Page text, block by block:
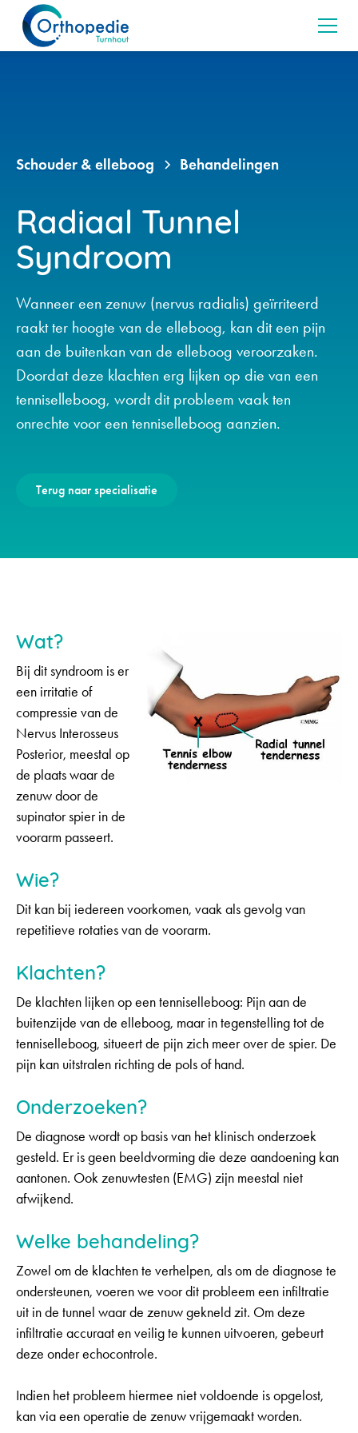
Schouder & elleboog Behandelingen
Radiaal Tunnel
Syndroom
Wanneer een zenuw (nervus radialis) geïrriteerd
raakt ter hoogte van de elleboog, kan dit een pijn
aan de buitenkan van de elleboog veroorzaken.
Doordat deze klachten erg lijken op die van een
tenniselleboog, wordt dit probleem vaak ten
onrechte voor een tenniselleboog aanzien.
Terug naar specialisatie
Wat?
Bij dit syndroom is er
een irritatie of
compressie van de
Nervus Interosseus
Posterior, meestal op
de plaats waar de
zenuw door de
supinator spier in de
voorarm passeert.
Wie?
Dit kan bij iedereen voorkomen, vaak als gevolg van
repetitieve rotaties van de voorarm.
Klachten?
De klachten lijken op een tenniselleboog: Pijn aan de
buitenzijde van de elleboog, maar in tegenstelling tot de
tenniselleboog, situeert de pijn zich meer over de spier. De
pijn kan uitstralen richting de pols of hand.
Onderzoeken?
De diagnose wordt op basis van het klinisch onderzoek
gesteld. Er is geen beeldvorming die deze aandoening kan
aantonen. Ook zenuwtesten (EMG) zijn meestal niet
afwijkend.
Welke behandeling?
Zowel om de klachten te verhelpen, als om de diagnose te
ondersteunen, voeren we voor dit probleem een infiltratie
uit in de tunnel waar de zenuw gekneld zit. Om deze
infiltratie accuraat en veilig te kunnen uitvoeren, gebeurt
deze onder echocontrole.
Indien het probleem hiermee niet voldoende is opgelost,
kan via een operatie de zenuw vrijgemaakt worden.